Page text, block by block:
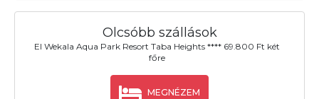
Olcsóbb szállások
El Wekala Aqua Park Resort Taba Heights **** 69.800 Ft két
főre
MEGNÉZEM